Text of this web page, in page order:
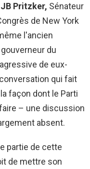
JB Pritzker, Sénateur
de New York
l'ancien
gouverneur du
de eux-
qui fait
façon dont le Parti
– une discussion
absent.
partie de cette
de mettre son